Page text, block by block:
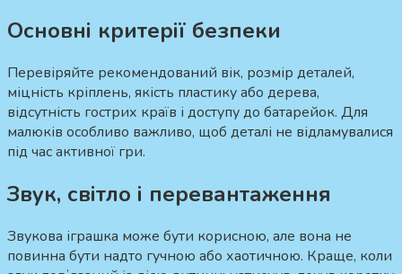
Основні критерії безпеки
Перевіряйте рекомендований вік, розмір деталей,
міцність кріплень, якість пластику або дерева,
відсутність гострих країв і доступу до батарейок. Для
малюків особливо важливо, щоб деталі не відламувалися
під час активної гри.
Звук, світло і перевантаження
Звукова іграшка може бути корисною, але вона не
повинна бути надто гучною або хаотичною. Краще, коли